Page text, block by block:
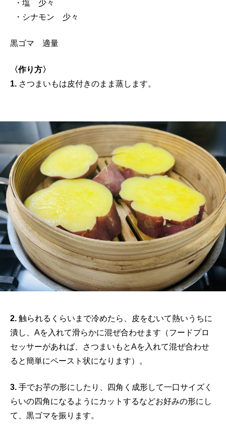
・塩 少々
・シナモン 少々
黒ゴマ 適量
〈作り方〉
1. さつまいもは皮付きのまま蒸します。
2. 触られるくらいまで冷めたら、皮をむいて熱いうちに
潰し、Aを入れて滑らかに混ぜ合わせます（フードプロ
セッサーがあれば、さつまいもとAを入れて混ぜ合わせ
ると簡単にペースト状になります）。
3. 手でお芋の形にしたり、四角く成形して一口サイズく
らいの四角になるようにカットするなどお好みの形にし
て、黒ゴマを振ります。